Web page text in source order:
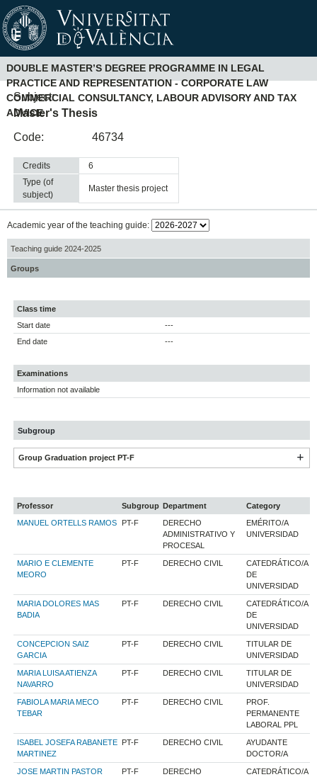
DOUBLE MASTER’S DEGREE PROGRAMME IN LEGAL
PRACTICE AND REPRESENTATION - CORPORATE LAW
COMMERCIAL CONSULTANCY, LABOUR ADVISORY AND TAX
ADVICE
Subject:
Master's Thesis
Code:
46734
Credits
6
Type (of
subject)
master thesis project
Academic year of the teaching guide:
Teaching guide 2024-2025
Groups
Class time
Start date
---
End date
---
Examinations
Information not available
Subgroup
Group Graduation project PT-F
Professor Subgroup Department
Category
MANUEL ORTELLS RAMOS
PT-F
DERECHO
ADMINISTRATIVO Y
PROCESAL
EMÉRITO/A
UNIVERSIDAD
MARIO E CLEMENTE
MEORO
PT-F DERECHO CIVIL
CATEDRÁTICO/A
DE
UNIVERSIDAD
MARIA DOLORES MAS
BADIA
PT-F DERECHO CIVIL
CATEDRÁTICO/A
DE
UNIVERSIDAD
CONCEPCION SAIZ
GARCIA
PT-F DERECHO CIVIL
TITULAR DE
UNIVERSIDAD
MARIA LUISA ATIENZA
NAVARRO
PT-F DERECHO CIVIL
TITULAR DE
UNIVERSIDAD
FABIOLA MARIA MECO
TEBAR
PT-F DERECHO CIVIL
PROF.
PERMANENTE
LABORAL PPL
ISABEL JOSEFA RABANETE
MARTINEZ
PT-F DERECHO CIVIL
AYUDANTE
DOCTOR/A
JOSE MARTIN PASTOR PT-F
DERECHO
CATEDRÁTICO/A